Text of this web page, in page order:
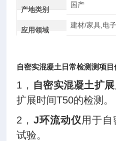
产地类别
国产
应用领域
建材/家具,电
自密实混凝土日常检测测项目
1 ， 自密实混凝土扩
扩展时间T50的检测。
2 ， J环流动仪用于
试验。